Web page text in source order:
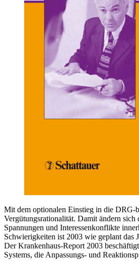
Mit dem optionalen Einstieg in die DRG-
Vergütungsrationalität. Damit ändern
Spannungen und Interessenkonflikte
Schwierigkeiten ist 2003 wie geplant
Der Krankenhaus-Report 2003
Systems, die Anpassungs- und